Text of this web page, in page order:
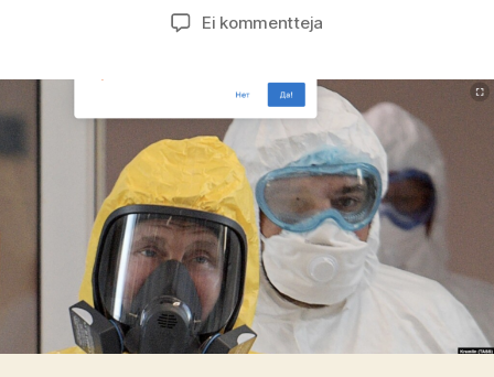
Ei kommentteja